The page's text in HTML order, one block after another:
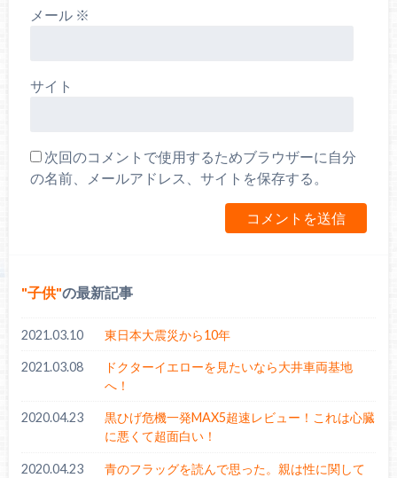
メール ※
サイト
次回のコメントで使用するためブラウザーに自分
の名前、メールアドレス、サイトを保存する。
子供 の最新記事
2021.03.10 東日本大震災から10年
2021.03.08
ドクターイエローを見たいなら大井車両基地
へ！
2020.04.23
黒ひげ危機一発MAX5超速レビュー！これは心臓
に悪くて超面白い！
2020.04.23
青のフラッグを読んで思った。親は性に関して